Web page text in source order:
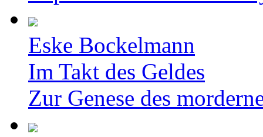
Eske Bockelmann
Im Takt des Geldes
Zur Genese des